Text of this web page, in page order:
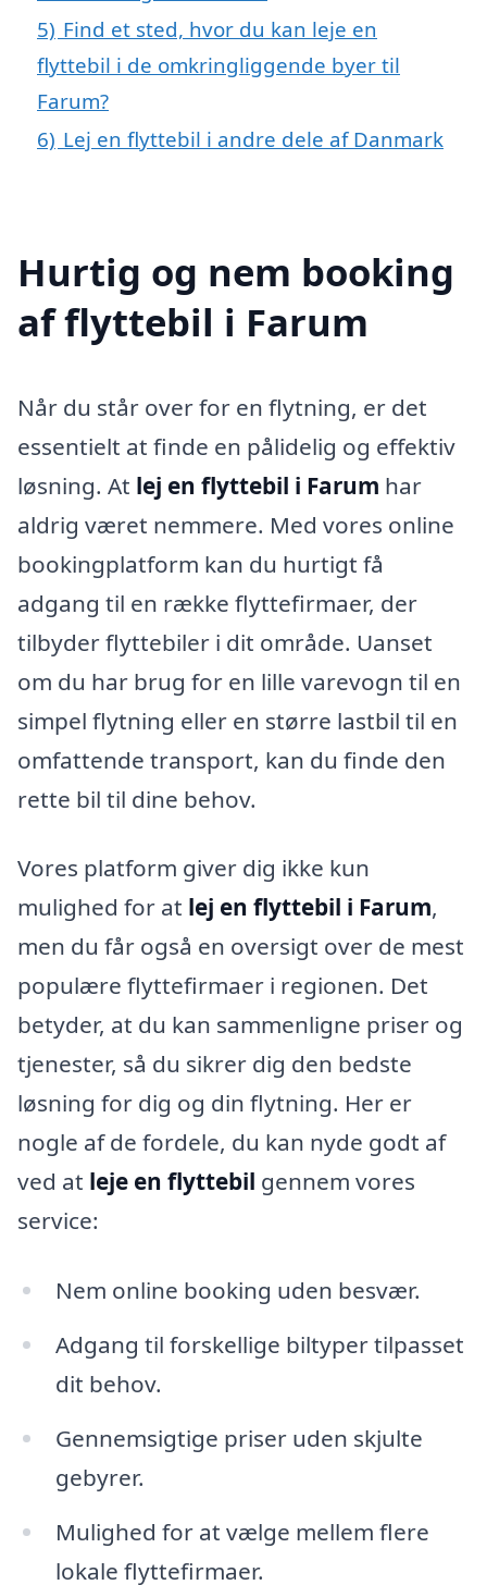
5) Find et sted, hvor du kan leje en
flyttebil i de omkringliggende byer til
Farum?
6) Lej en flyttebil i andre dele af Danmark
Hurtig og nem booking
af flyttebil i Farum
Når du står over for en flytning, er det
essentielt at finde en pålidelig og effektiv
løsning. At lej en flyttebil i Farum har
aldrig været nemmere. Med vores online
bookingplatform kan du hurtigt få
adgang til en række flyttefirmaer, der
tilbyder flyttebiler i dit område. Uanset
om du har brug for en lille varevogn til en
simpel flytning eller en større lastbil til en
omfattende transport, kan du finde den
rette bil til dine behov.
Vores platform giver dig ikke kun
mulighed for at lej en flyttebil i Farum,
men du får også en oversigt over de mest
populære flyttefirmaer i regionen. Det
betyder, at du kan sammenligne priser og
tjenester, så du sikrer dig den bedste
løsning for dig og din flytning. Her er
nogle af de fordele, du kan nyde godt af
ved at leje en flyttebil gennem vores
service:
Nem online booking uden besvær.
Adgang til forskellige biltyper tilpasset
dit behov.
Gennemsigtige priser uden skjulte
gebyrer.
Mulighed for at vælge mellem flere
lokale flyttefirmaer.